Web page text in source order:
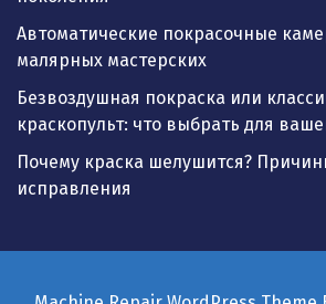
Автоматические покрасочные
малярных мастерских
Безвоздушная покраска или
краскопульт: что выбрать для
Почему краска шелушится?
исправления